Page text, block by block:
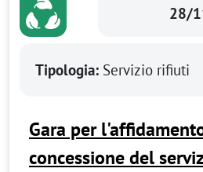
28/
Tipologia: Servizio rifiuti
Gara per
concessione del